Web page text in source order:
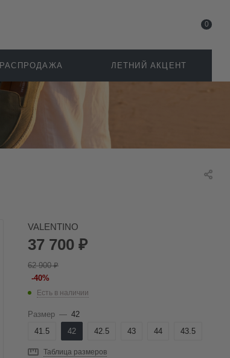
0
РАСПРОДАЖА ЛЕТНИЙ АКЦЕНТ
VALENTINO
37 700 ₽
62 900₽
-40%
Есть в наличии
Размер — 42
41.5
42 42.5 43 44 43.5
Таблица размеров